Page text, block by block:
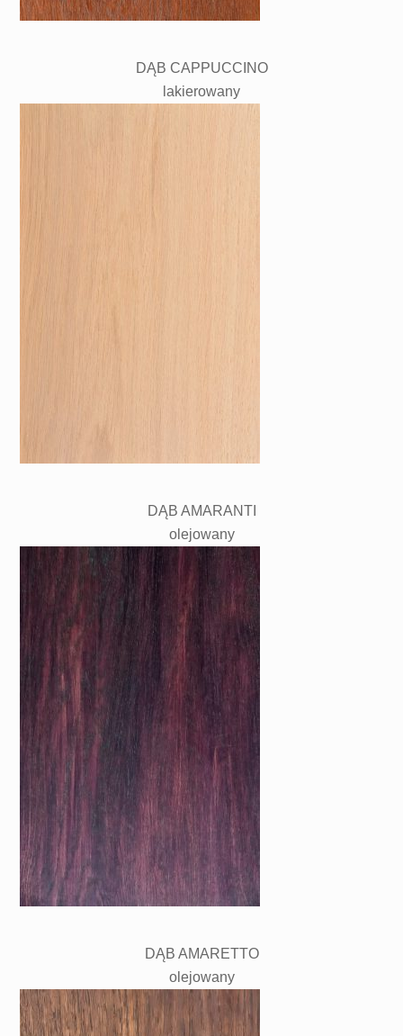
DĄB CAPPUCCINO
lakierowany
DĄB AMARANTI
olejowany
DĄB AMARETTO
olejowany